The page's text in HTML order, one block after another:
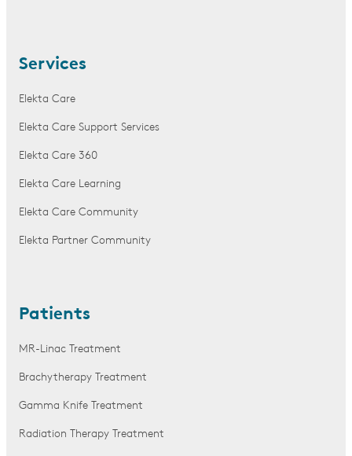
Services
Elekta Care
Elekta Care Support Services
Elekta Care 360
Elekta Care Learning
Elekta Care Community
Elekta Partner Community
Patients
MR-Linac Treatment
Brachytherapy Treatment
Gamma Knife Treatment
Radiation Therapy Treatment